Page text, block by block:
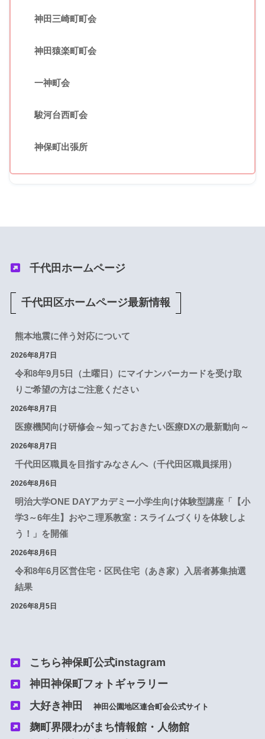
神田三崎町町会
神田猿楽町町会
一神町会
駿河台西町会
神保町出張所
千代田ホームページ
千代田区ホームページ最新情報
熊本地震に伴う対応について
2026年8月7日
令和8年9月5日（土曜日）にマイナンバーカードを受け取
りご希望の方はご注意ください
2026年8月7日
医療機関向け研修会～知っておきたい医療DXの最新動向～
2026年8月7日
千代田区職員を目指すみなさんへ（千代田区職員採用）
2026年8月6日
明治大学ONE DAYアカデミー小学生向け体験型講座「【小
学3～6年生】おやこ理系教室：スライムづくりを体験しよ
う！」を開催
2026年8月6日
令和8年6月区営住宅・区民住宅（あき家）入居者募集抽選
結果
2026年8月5日
こちら神保町公式instagram
神田神保町フォトギャラリー
大好き神田神田公園地区連合町会公式サイト
麹町界隈わがまち情報館・人物館